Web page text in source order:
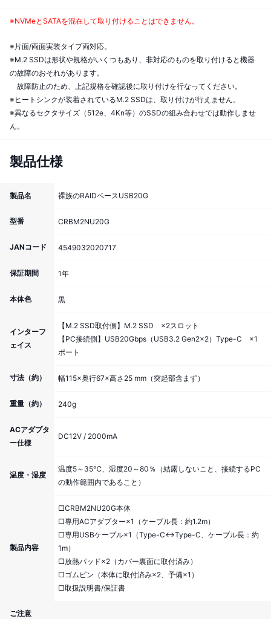
※NVMeとSATAを混在して取り付けることはできません。
※片面/両面実装タイプ両対応。
※M.2 SSDは形状や規格がいくつもあり、非対応のものを取り付けると機器
の故障のおそれがあります。
故障防止のため、上記規格を確認後に取り付けを行なってください。
※ヒートシンクが装着されているM.2 SSDは、取り付けが行えません。
※異なるセクタサイズ（512e、4Kn等）のSSDの組み合わせでは動作しませ
ん。
製品仕様
製品名 裸族のRAIDベースUSB20G
型番 CRBM2NU20G
JANコード 4549032020717
保証期間 1年
本体色 黒
インターフ
ェイス
【M.2 SSD取付側】M.2 SSD ×2スロット
【PC接続側】USB20Gbps（USB3.2 Gen2×2）Type-C ×1
ポート
寸法（約） 幅115×奥行67×高さ25 mm（突起部含まず）
重量（約） 240g
ACアダプタ
ー仕様
DC12V / 2000mA
温度・湿度
温度5～35℃、湿度20～80％（結露しないこと、接続するPC
の動作範囲内であること）
製品内容
□CRBM2NU20G本体
□専用ACアダプター×1（ケーブル長：約1.2m）
□専用USBケーブル×1（Type-C↔︎Type-C、ケーブル長：約
1m）
□放熱パッド×2（カバー裏面に取付済み）
□ゴムピン（本体に取付済み×2、予備×1）
□取扱説明書/保証書
ご注意